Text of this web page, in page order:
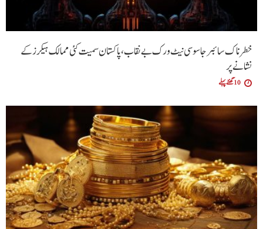
خطرناک سائبر جاسوسی نیٹ ورک بے نقاب، پاکستان سمیت کئی ممالک ہیکرز کے
نشانے پر
10 گھنٹے پہلے